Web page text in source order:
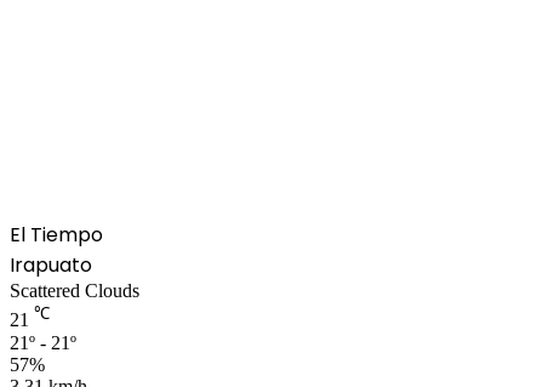
El Tiempo
Irapuato
Scattered Clouds
21 ℃
21º - 21º
57%